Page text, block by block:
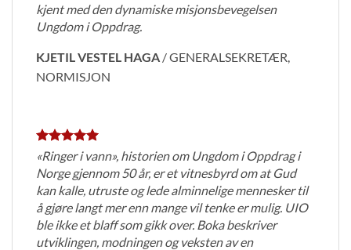
kjent med den dynamiske misjonsbevegelsen
Ungdom i Oppdrag.
KJETIL VESTEL HAGA /GENERALSEKRETÆR,
NORMISJON
«Ringer i vann», historien om Ungdom i Oppdrag i
Norge gjennom 50 år, er et vitnesbyrd om at Gud
kan kalle, utruste og lede alminnelige mennesker til
å gjøre langt mer enn mange vil tenke er mulig. UIO
ble ikke et blaff som gikk over. Boka beskriver
utviklingen, modningen og veksten av en